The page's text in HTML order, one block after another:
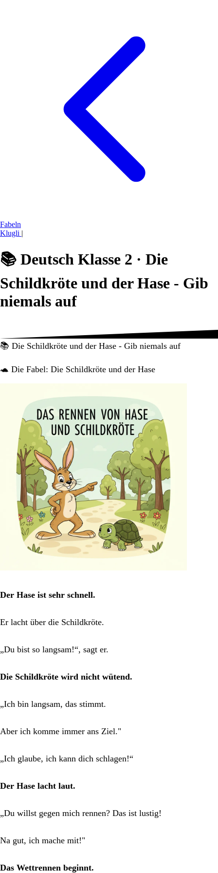
Fabeln
Klugli |
📚 Deutsch Klasse 2 · Die
Schildkröte und der Hase - Gib
niemals auf
📚 Die Schildkröte und der Hase - Gib niemals auf
🐢 Die Fabel: Die Schildkröte und der Hase
Der Hase ist sehr schnell.
Er lacht über die Schildkröte.
„Du bist so langsam!“, sagt er.
Die Schildkröte wird nicht wütend.
„Ich bin langsam, das stimmt.
Aber ich komme immer ans Ziel."
„Ich glaube, ich kann dich schlagen!“
Der Hase lacht laut.
„Du willst gegen mich rennen? Das ist lustig!
Na gut, ich mache mit!"
Das Wettrennen beginnt.